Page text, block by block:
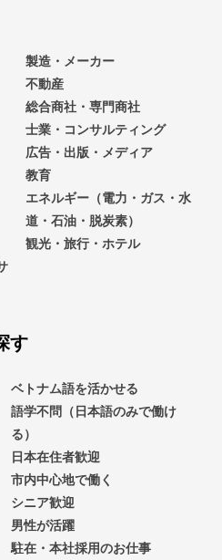
製造・メーカー
不動産
総合商社・専門商社
士業・コンサルティング
広告・出版・メディア
教育
エネルギー（電力・ガス・水
道・石油・脱炭素）
観光・旅行・ホテル
す
ベトナム語を活かせる
語学不問（日本語のみで働け
る）
日本在住者歓迎
市内中心地で働く
シニア歓迎
男性が活躍
駐在・本社採用のお仕事